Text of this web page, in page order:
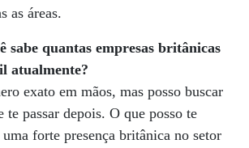
as áreas.
sabe quantas empresas britânicas
atualmente?
exato em mãos, mas posso buscar
te passar depois. O que posso te
forte presença britânica no setor